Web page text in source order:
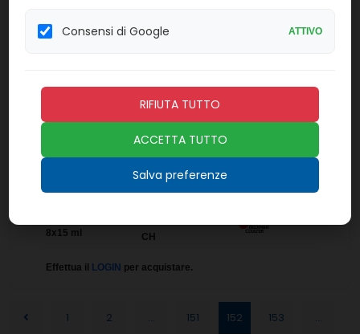
GXBCRABLP190-
BM
per acquistare.
8x15 ml
CH
Effettua il LOGIN per acquistare.
1 2 ... 151 152 153 ...
Consensi di Google ATTIVO
RIFIUTA TUTTO
ACCETTA TUTTO
Salva preferenze